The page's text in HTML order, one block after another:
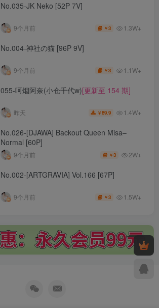
No.035-JK Neko [52P 7V]
9个月前 ￥3 1.3W+
No.004-神社の猫 [96P 9V]
9个月前 ￥3 1.1W+
055-呵烟阿奈(小仓千代w)[更新至 154 期]
昨天 ￥89.9 1.4W+
No.026-[DJAWA] Backout Queen Misa–
Normal [60P]
9个月前 ￥3 2W+
No.002-[ARTGRAVIA] Vol.166 [67P]
9个月前 ￥3 1.5W+